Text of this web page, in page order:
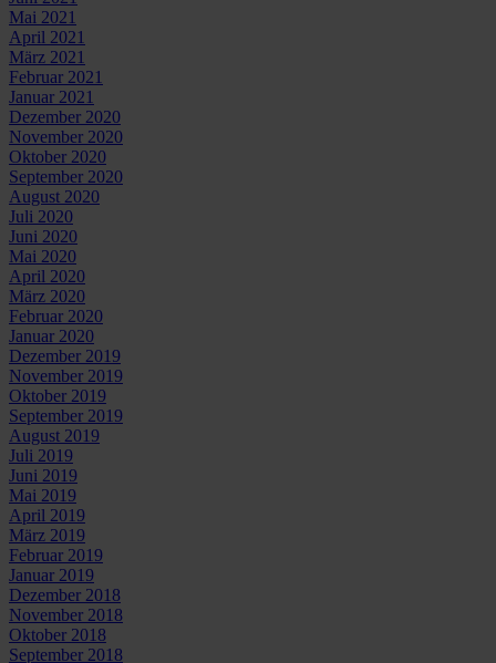
Mai 2021
April 2021
März 2021
Februar 2021
Januar 2021
Dezember 2020
November 2020
Oktober 2020
September 2020
August 2020
Juli 2020
Juni 2020
Mai 2020
April 2020
März 2020
Februar 2020
Januar 2020
Dezember 2019
November 2019
Oktober 2019
September 2019
August 2019
Juli 2019
Juni 2019
Mai 2019
April 2019
März 2019
Februar 2019
Januar 2019
Dezember 2018
November 2018
Oktober 2018
September 2018